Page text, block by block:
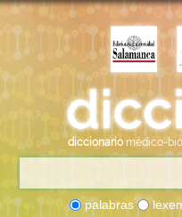
diccionario médico-
palabras